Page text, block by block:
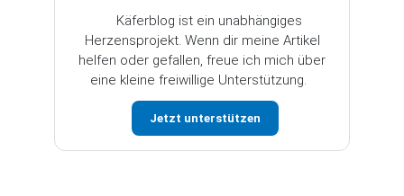
Käferblog ist ein unabhängiges
Herzensprojekt. Wenn dir meine Artikel
helfen oder gefallen, freue ich mich über
eine kleine freiwillige Unterstützung.
Jetzt unterstützen